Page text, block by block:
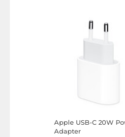
Apple USB-C 20W
Adapter